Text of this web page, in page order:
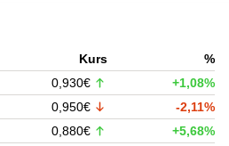
Kurs
%
0,930€
+1,08%
0,950€
-2,11%
0,880€
+5,68%